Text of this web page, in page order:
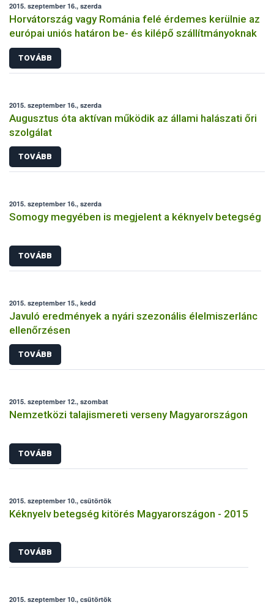
2015. szeptember 16., szerda
Horvátország vagy Románia felé érdemes kerülnie az
európai uniós határon be- és kilépő szállítmányoknak
TOVÁBB
2015. szeptember 16., szerda
Augusztus óta aktívan működik az állami halászati őri
szolgálat
TOVÁBB
2015. szeptember 16., szerda
Somogy megyében is megjelent a kéknyelv betegség
TOVÁBB
2015. szeptember 15., kedd
Javuló eredmények a nyári szezonális élelmiszerlánc
ellenőrzésen
TOVÁBB
2015. szeptember 12., szombat
Nemzetközi talajismereti verseny Magyarországon
TOVÁBB
2015. szeptember 10., csütörtök
Kéknyelv betegség kitörés Magyarországon - 2015
TOVÁBB
2015. szeptember 10., csütörtök